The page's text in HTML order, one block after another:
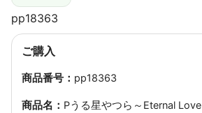
pp18363
ご購入
商品番号： pp18363
商品名： Pうる星やつら～Eternal